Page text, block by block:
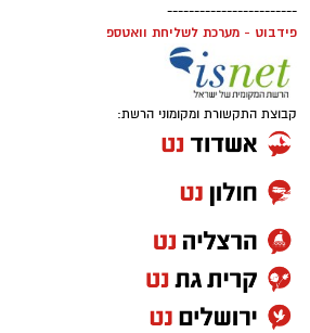
------------------------
פידבוט - מערכת לשליחת וואטספ
קבוצת התקשורת ומקומוני הרשת: